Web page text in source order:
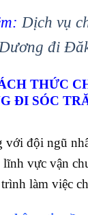
Dịch vụ
đi
THỨC
ĐI SÓC
với đội ngũ
vực vận
làm việc